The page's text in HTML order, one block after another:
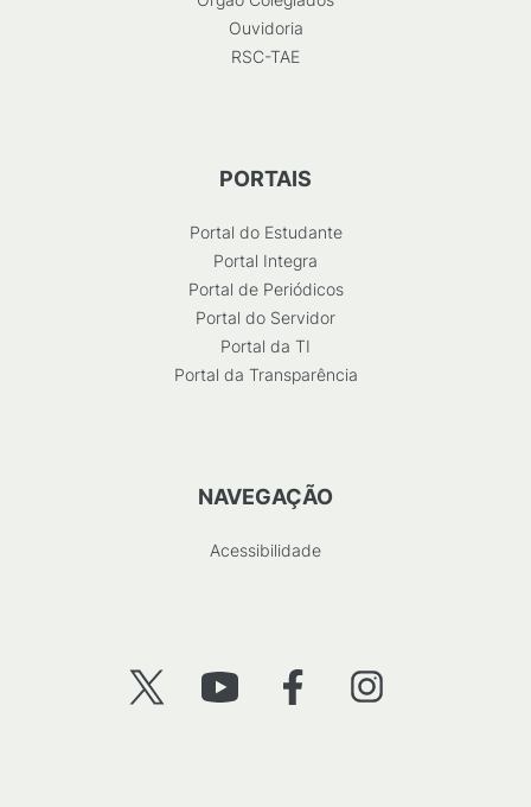
Ouvidoria
RSC-TAE
PORTAIS
Portal do Estudante
Portal Integra
Portal de Periódicos
Portal do Servidor
Portal da TI
Portal da Transparência
NAVEGAÇÃO
Acessibilidade